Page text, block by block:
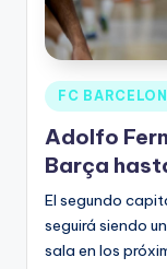
FC
Adolfo
Barça
El segundo
seguirá siendo
sala en los